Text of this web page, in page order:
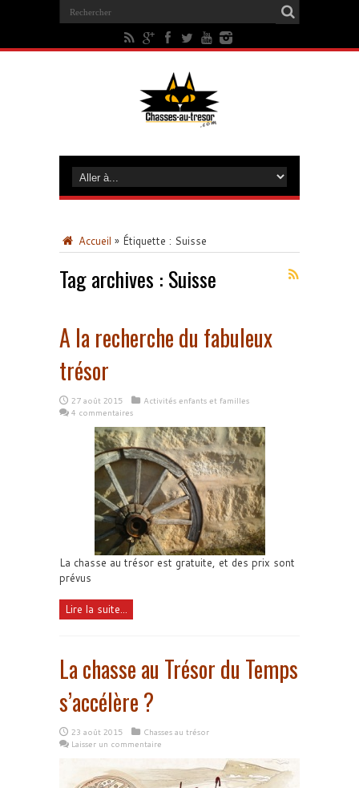
Accueil » Étiquette : Suisse
Tag archives : Suisse
A la recherche du fabuleux
trésor
27 août 2015
Activités enfants et familles
4 commentaires
La chasse au trésor est gratuite, et des prix sont
prévus
Lire la suite...
La chasse au Trésor du Temps
s’accélère ?
23 août 2015
Chasses au trésor
Laisser un commentaire